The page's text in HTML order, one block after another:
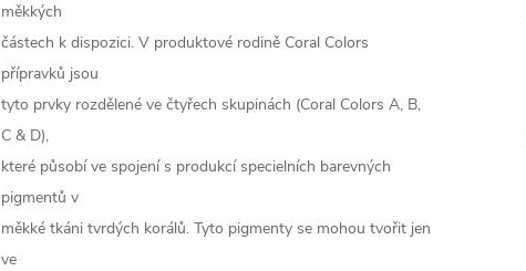
měkkých
částech k dispozici. V produktové rodině Coral Colors
přípravků jsou
tyto prvky rozdělené ve čtyřech skupinách (Coral Colors A, B,
C & D),
které působí ve spojení s produkcí specielních barevných
pigmentů v
měkké tkáni tvrdých korálů. Tyto pigmenty se mohou tvořit jen
ve